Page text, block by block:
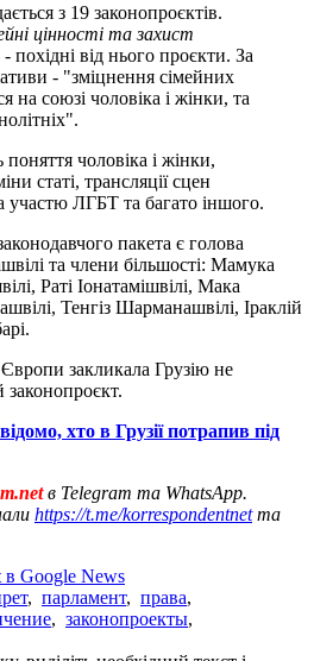
з 19 законопроєктів.
цінності та захист
похідні від нього проєкти. За
- "зміцнення сімейних
на союзі чоловіка і жінки, та
чоловіка і жінки,
статі, трансляції сцен
участю ЛГБТ та багато іншого.
пакета є голова
та члени більшості: Мамука
Раті Іонатамішвілі, Мака
Тенгіз Шарманашвілі, Іраклій
закликала Грузію не
хто в Грузії потрапив під
в Telegram та WhatsApp.
https://t.me/korrespondentnetта
в Google News
, парламент, права,
, законопроекты,